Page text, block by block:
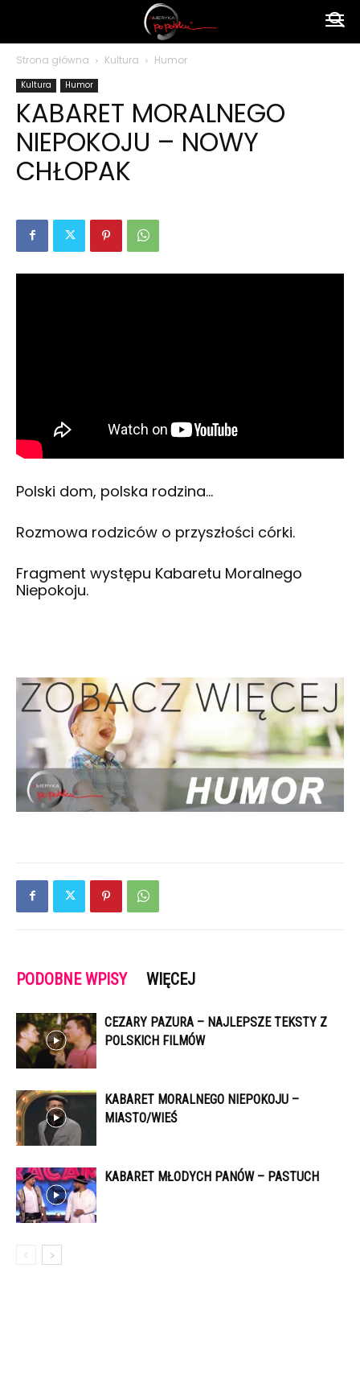
polsku
Strona główna Kultura Humor
Kultura Humor
KABARET MORALNEGO
NIEPOKOJU – NOWY
CHŁOPAK
Polski dom, polska rodzina…
Rozmowa rodziców o przyszłości córki.
Fragment występu Kabaretu Moralnego
Niepokoju.
PODOBNE WPISY WIĘCEJ
CEZARY PAZURA – NAJLEPSZE TEKSTY Z
POLSKICH FILMÓW
KABARET MORALNEGO NIEPOKOJU –
MIASTO/WIEŚ
KABARET MŁODYCH PANÓW – PASTUCH